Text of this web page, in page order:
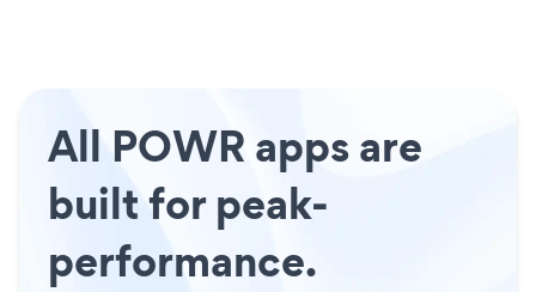
All POWR apps are
built for peak-
performance.